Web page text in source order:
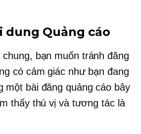
dung Quảng cáo
bạn muốn tránh đăng
có cảm giác như bạn đang
một bài đăng quảng cáo bây
thấy thú vị và tương tác là